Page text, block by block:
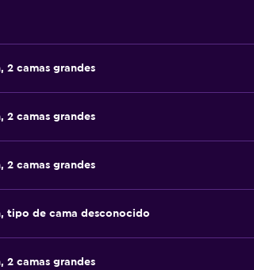
2 camas grandes
2 camas grandes
2 camas grandes
tipo de cama desconocido
2 camas grandes